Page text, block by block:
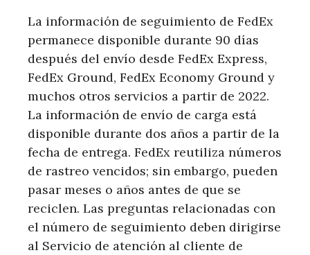
La información de seguimiento de FedEx
permanece disponible durante 90 días
después del envío desde FedEx Express,
FedEx Ground, FedEx Economy Ground y
muchos otros servicios a partir de 2022.
La información de envío de carga está
disponible durante dos años a partir de la
fecha de entrega. FedEx reutiliza números
de rastreo vencidos; sin embargo, pueden
pasar meses o años antes de que se
reciclen. Las preguntas relacionadas con
el número de seguimiento deben dirigirse
al Servicio de atención al cliente de